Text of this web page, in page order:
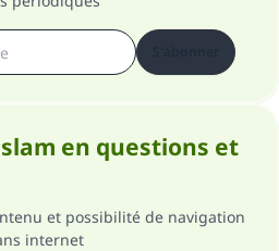
en questions et
et possibilité de navigation
internet